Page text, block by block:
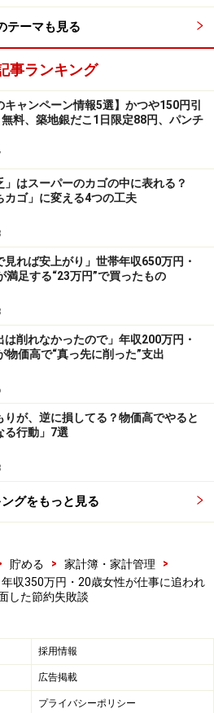
人物のプロフィールや数値など
ため編集部で一部改変している
です。最新の内容をご確認くださ
提供を目的としており、特定の金融
のではありません。
的なご判断はご自身の責任において
ついては十分に配慮しております
ではなく、これに基づく損失・損害
任を負いません。
、必ず各金融機関やサービス提供者
。
ケート（2026/8/31まで）を実施
ト券1000円分プレゼント
やモニター企画に参加が可能に
テーマも見る
事ランキング
キャンペーン情報5選】かつや150円引
料、築地銀だこ1日限定88円、パンチ
」はスーパーのカゴの中に表れる？
カゴ」に変える4つの工夫
見れば安上がり」世帯年収650万円・
満足する“23万円”で買ったもの
は削れなかったので」年収200万円・
物価高で“真っ先に削った”支出
りが、逆に損してる？物価高でやると
る行動」7選
グをもっと見る
貯める > 家計簿・家計管理
>
収350万円・20歳女性が仕事に追われ
した節約失敗談
採用情報
広告掲載
プライバシーポリシー